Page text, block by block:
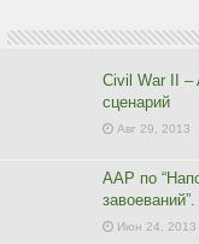
Civil War II –
сценарий
Авг 29, 2013
ААР по
Июн 24, 2013